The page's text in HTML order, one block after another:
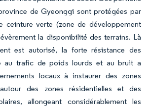
de Gyeonggi sont protégées par
ceinture verte (zone de développement
la disponibilité des terrains. Là
est autorisé, la forte résistance des
au trafic de poids lourds et au bruit a
locaux à instaurer des zones
des zones résidentielles et des
allongeant considérablement les